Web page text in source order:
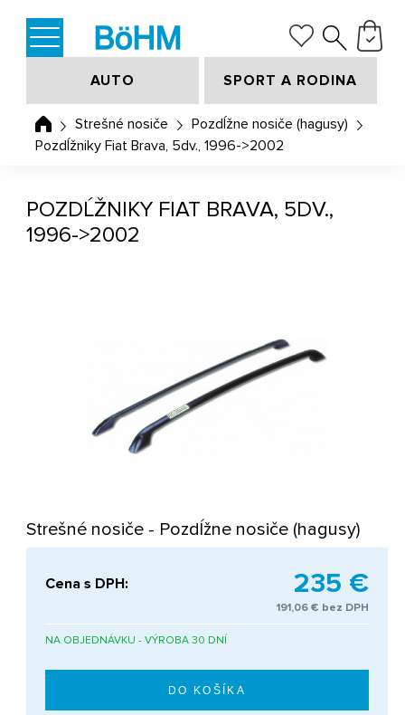
AUTO SPORT A RODINA
Strešné nosiče
Pozdĺžne nosiče (hagusy)
Pozdĺžniky Fiat Brava, 5dv., 1996->2002
POZDĹŽNIKY FIAT BRAVA, 5DV.,
1996->2002
Strešné nosiče - Pozdĺžne nosiče (hagusy)
Cena s DPH: 235 €
191,06 € bez DPH
NA OBJEDNÁVKU - VÝROBA 30 DNÍ